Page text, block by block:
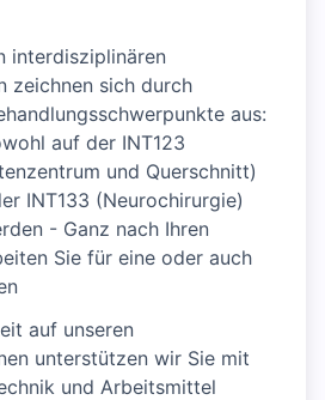
interdisziplinären
zeichnen sich durch
aus:
auf der INT123
und Querschnitt)
INT133 (Neurochirurgie)
- Ganz nach Ihren
Sie für eine oder auch
auf unseren
unterstützen wir Sie mit
und Arbeitsmittel